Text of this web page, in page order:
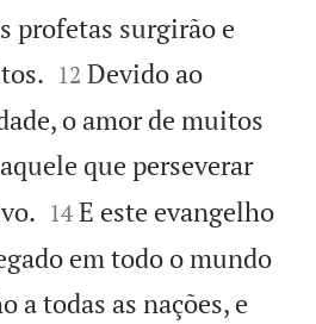
profetas surgirão e


12 Devido ao
o amor de muitos
que perseverar


14 E este evangelho
em todo o mundo
a todas as nações, e